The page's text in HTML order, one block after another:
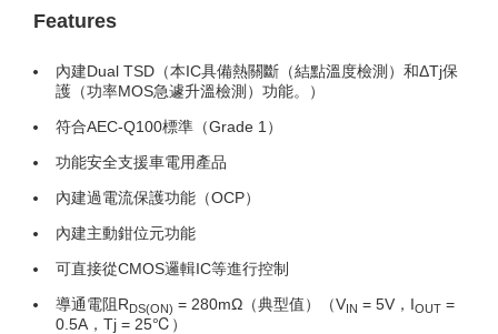
Features
內建Dual TSD（本IC具備熱關斷（結點溫度檢測）和ΔTj保
護（功率MOS急遽升溫檢測）功能。）
符合AEC-Q100標準（Grade 1）
功能安全支援車電用產品
內建過電流保護功能（OCP）
內建主動鉗位元功能
可直接從CMOS邏輯IC等進行控制
導通電阻RDS(ON) = 280mΩ（典型值） （VIN = 5V，IOUT =
0.5A，Tj = 25℃）